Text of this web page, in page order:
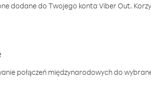
dodane do Twojego konta Viber Out.
połączeń międzynarodowych do